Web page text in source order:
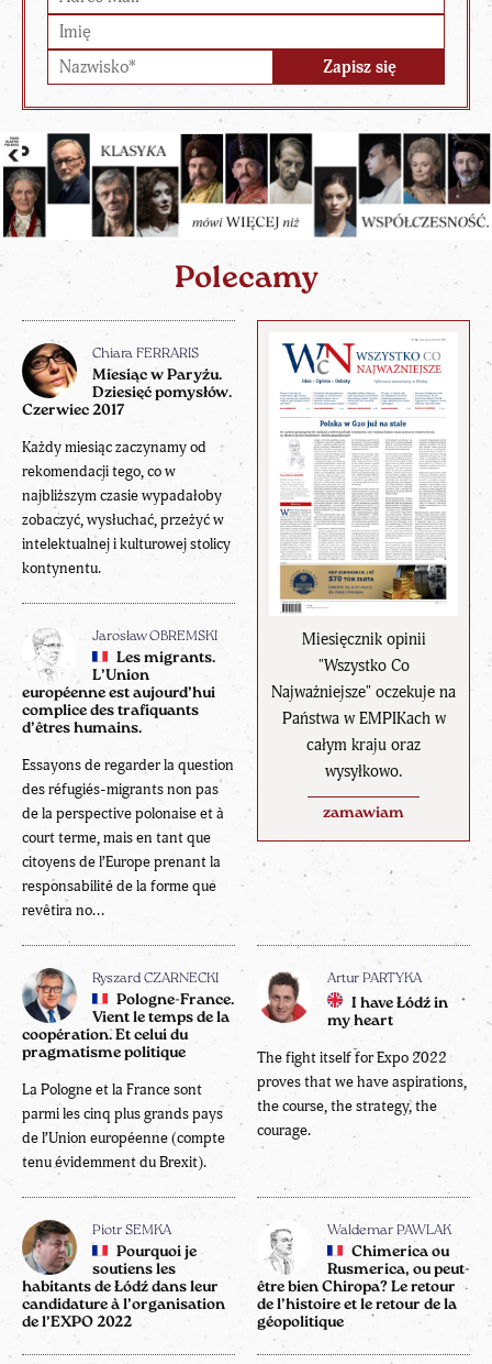
Polecamy
Miesięcznik opinii
"Wszystko Co
Najważniejsze" oczekuje na
Państwa w EMPIKach w
całym kraju oraz
wysyłkowo.
zamawiam
Chiara FERRARIS
Miesiąc w Paryżu.
Dziesięć pomysłów.
Czerwiec 2017
Każdy miesiąc zaczynamy od
rekomendacji tego, co w
najbliższym czasie wypadałoby
zobaczyć, wysłuchać, przeżyć w
intelektualnej i kulturowej stolicy
kontynentu.
Jarosław OBREMSKI
Les migrants.
L’Union
européenne est aujourd’hui
complice des trafiquants
d’êtres humains.
Essayons de regarder la question
des réfugiés-migrants non pas
de la perspective polonaise et à
court terme, mais en tant que
citoyens de l’Europe prenant la
responsabilité de la forme que
revêtira no...
Ryszard CZARNECKI
Pologne-France.
Vient le temps de la
coopération. Et celui du
pragmatisme politique
La Pologne et la France sont
parmi les cinq plus grands pays
de l’Union européenne (compte
tenu évidemment du Brexit).
Artur PARTYKA
I have Łódź in
my heart
The fight itself for Expo 2022
proves that we have aspirations,
the course, the strategy, the
courage.
Piotr SEMKA
Pourquoi je
soutiens les
habitants de Łódź dans leur
candidature à l’organisation
de l’EXPO 2022
Waldemar PAWLAK
Chimerica ou
Rusmerica, ou peut-
être bien Chiropa? Le retour
de l’histoire et le retour de la
géopolitique